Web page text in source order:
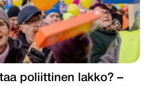
poliittinen lakko? –